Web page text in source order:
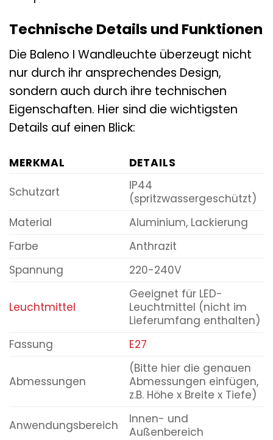
Technische Details und Funktionen
Die Baleno I Wandleuchte überzeugt nicht
nur durch ihr ansprechendes Design,
sondern auch durch ihre technischen
Eigenschaften. Hier sind die wichtigsten
Details auf einen Blick:
MERKMAL
DETAILS
Schutzart
IP44
(spritzwassergeschützt)
Material
Aluminium, Lackierung
Farbe
Anthrazit
Spannung
220-240V
Leuchtmittel
Geeignet für LED-
Leuchtmittel (nicht im
Lieferumfang enthalten)
Fassung
E27
Abmessungen
(Bitte hier die genauen
Abmessungen einfügen,
z.B. Höhe x Breite x Tiefe)
Anwendungsbereich
Innen- und
Außenbereich